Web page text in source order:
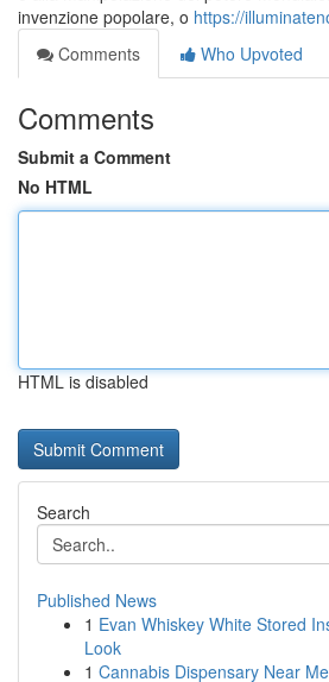
invenzione popolare, o https://
Comments
Who Upvoted
Comments
Submit a Comment
No HTML
HTML is disabled
Search
Published News
1 Evan Whiskey White Stored
Look
1 Cannabis Dispensary Near